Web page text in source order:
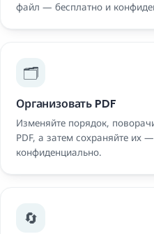
файл — бесплатно и
🗂️
Организовать PDF
Изменяйте порядок,
PDF, а затем сохраняйте их
конфиденциально.
🔄